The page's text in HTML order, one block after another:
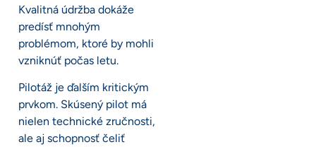
Kvalitná údržba dokáže
predísť mnohým
problémom, ktoré by mohli
vzniknúť počas letu.
Pilotáž je ďalším kritickým
prvkom. Skúsený pilot má
nielen technické zručnosti,
ale aj schopnosť čeliť